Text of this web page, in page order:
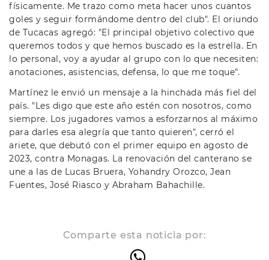
físicamente. Me trazo como meta hacer unos cuantos
goles y seguir formándome dentro del club". El oriundo
de Tucacas agregó: "El principal objetivo colectivo que
queremos todos y que hemos buscado es la estrella. En
lo personal, voy a ayudar al grupo con lo que necesiten:
anotaciones, asistencias, defensa, lo que me toque".
Martínez le envió un mensaje a la hinchada más fiel del
país. "Les digo que este año estén con nosotros, como
siempre. Los jugadores vamos a esforzarnos al máximo
para darles esa alegría que tanto quieren", cerró el
ariete, que debutó con el primer equipo en agosto de
2023, contra Monagas. La renovación del canterano se
une a las de Lucas Bruera, Yohandry Orozco, Jean
Fuentes, José Riasco y Abraham Bahachille.
Comparte esta noticia por: